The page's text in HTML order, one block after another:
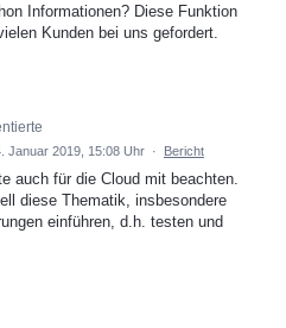
Informationen? Diese Funktion
Kunden bei uns gefordert.
Januar 2019, 15:08 Uhr · Bericht
auch für die Cloud mit beachten.
diese Thematik, insbesondere
einführen, d.h. testen und